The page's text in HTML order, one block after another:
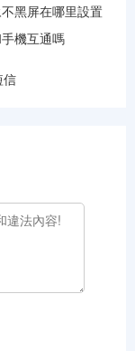
黑屏在哪里設置
機互通嗎
信